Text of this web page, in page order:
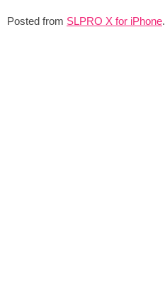
Posted from SLPRO X for iPhone.